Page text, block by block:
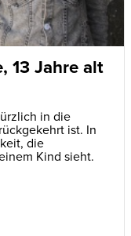
13 Jahre alt
in die
ist. In
die
Kind sieht.